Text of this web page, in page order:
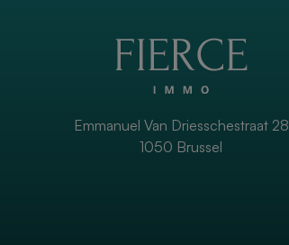
Emmanuel Van Driesschestraat 28
1050 Brussel